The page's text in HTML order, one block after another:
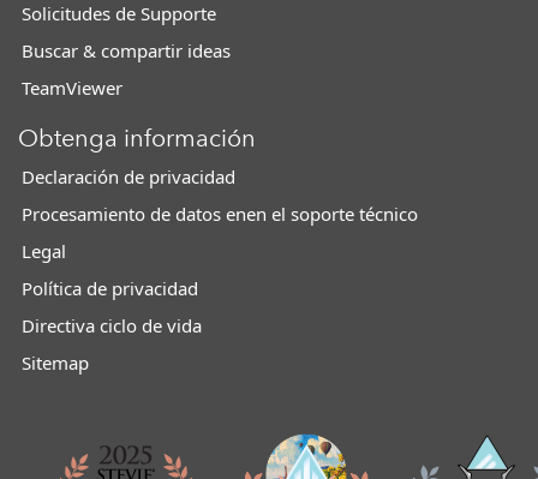
Solicitudes de Supporte
Buscar & compartir ideas
TeamViewer
Obtenga información
Declaración de privacidad
Procesamiento de datos enen el soporte técnico
Legal
Política de privacidad
Directiva ciclo de vida
Sitemap